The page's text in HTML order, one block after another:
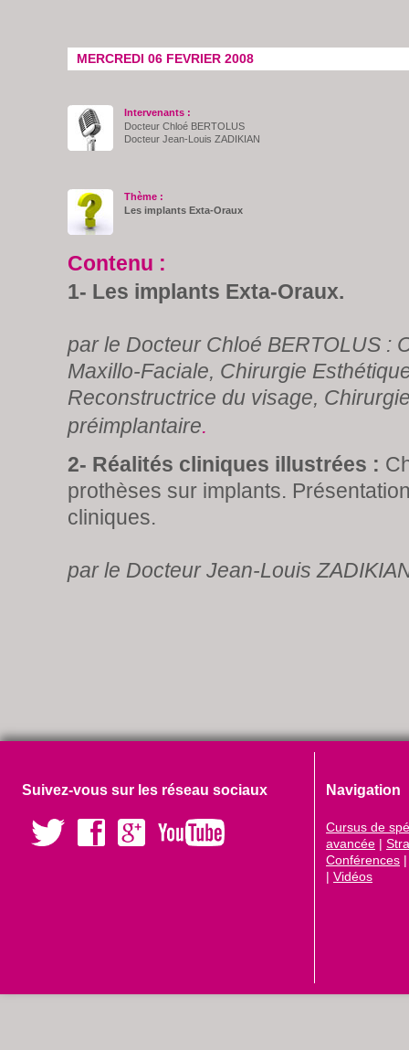
MERCREDI 06 FEVRIER 2008
Intervenants :
Docteur Chloé BERTOLUS
Docteur Jean-Louis ZADIKIAN
Thème :
Les implants Exta-Oraux
Contenu :
1- Les implants Exta-Oraux.
par le Docteur Chloé BERTOLUS :
Maxillo-Faciale, Chirurgie
Reconstructrice du visage,
préimplantaire.
2- Réalités cliniques illustrées :
prothèses sur implants.
cliniques.
par le Docteur Jean-Louis
Suivez-vous sur les réseau sociaux Navigation
Cursus de
avancée |
Conférences
| Vidéos